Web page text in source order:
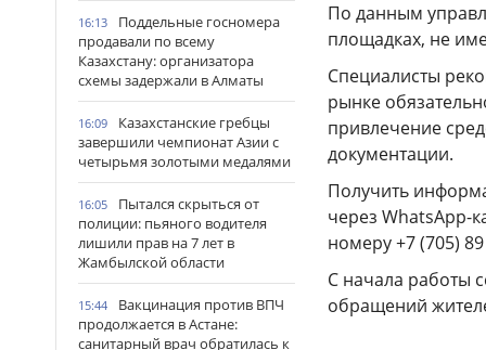
16:13
Поддельные госномера
продавали по всему
Казахстану: организатора
схемы задержали в Алматы
16:09
Казахстанские гребцы
завершили чемпионат Азии с
четырьмя золотыми медалями
16:05
Пытался скрыться от
полиции: пьяного водителя
лишили прав на 7 лет в
Жамбылской области
15:44
Вакцинация против ВПЧ
продолжается в Астане:
санитарный врач обратилась к
По данным
площадках, не
Специалисты
рынке
привлечение
документации.
Получить
через WhatsApp-
номеру+7 (705)
С начала работы
обращений